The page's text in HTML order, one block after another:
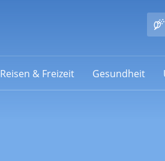
Reisen & Freizeit Gesundheit